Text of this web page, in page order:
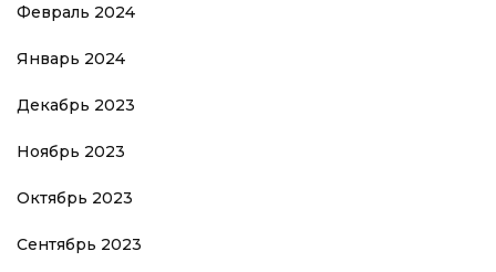
Февраль 2024
Январь 2024
Декабрь 2023
Ноябрь 2023
Октябрь 2023
Сентябрь 2023